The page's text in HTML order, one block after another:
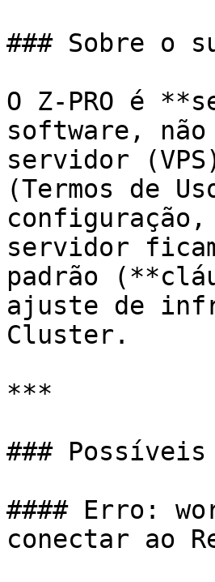
### Sobre o
O Z-PRO é
software,
servidor
(Termos de
configuração,
servidor
padrão
ajuste de
Cluster.
***
###
#### Erro:
conectar ao